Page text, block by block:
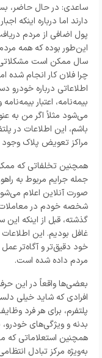
دارند اما درباره اینکه
پول اضافی از مردم
این‌طور بوده که همه
سال ممکن است
چرا فلان کار انجام شده
اطلاعاتی درباره خودرو
بیمه‌نامه، اعتبار
می‌شود مثلاً اگر من به
باشم، این اطلاعات در
مراکز تعویض پلاک وجود
همچنین تخلفاتی که
جمله جرایم مربوط به
صورت آنلاین اعلام
شخصه خودم در معاملات
گذشته، قبل از اینکه این
غافل بودیم. این
خود دقیق‌تر و آگاه‌تر عمل
مردم داده شده است.
بعضی‌ها واقعاً در این
افرادی که شاید خیلی
پلتفرم، برای هر فرد
بدنه و ویژگی‌های خودرو،
همچنین استعلاماتی که ما
به‌ویژه مرکز تبادل